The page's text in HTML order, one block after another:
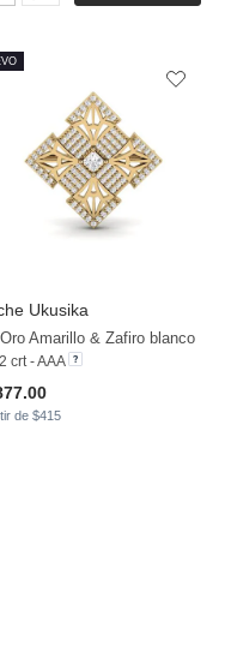
Ukusika
Amarillo & Zafiro blanco
crt - AAA
de $415